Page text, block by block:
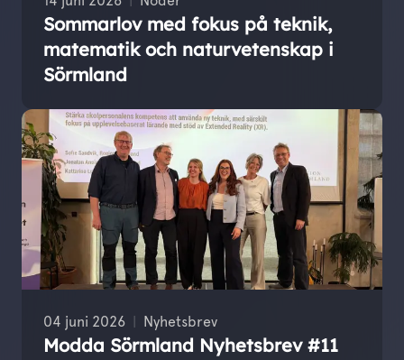
Sommarlov med fokus på teknik,
matematik och naturvetenskap i
Sörmland
04 juni 2026 Nyhetsbrev
Modda Sörmland Nyhetsbrev #11